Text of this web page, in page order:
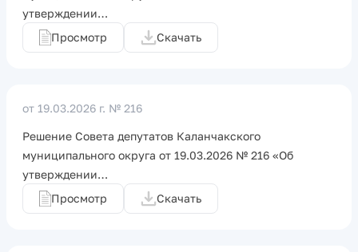
утверждении…
Просмотр
Скачать
от 19.03.2026 г. № 216
Решение Совета депутатов Каланчакского
муниципального округа от 19.03.2026 № 216 «Об
утверждении…
Просмотр
Скачать